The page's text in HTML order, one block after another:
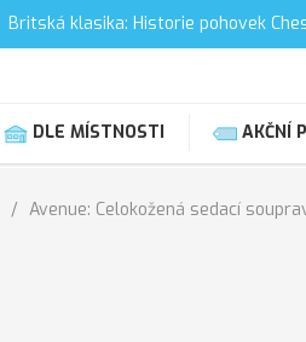
Britská klasika: Historie pohovek
DLE MÍSTNOSTI AKČNÍ
Avenue: Celokožená sedací